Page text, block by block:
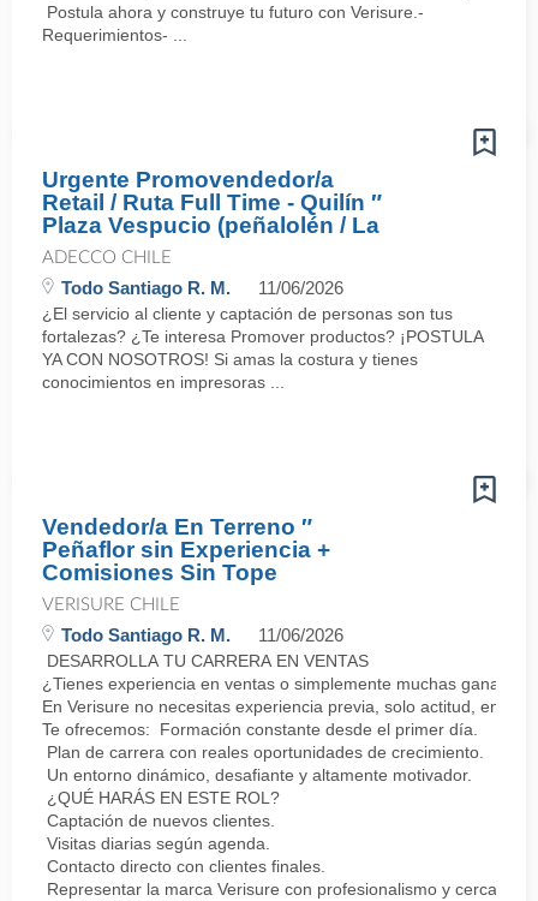
Postula ahora y construye tu futuro con Verisure.-
Requerimientos- ...
Urgente Promovendedor/a
Retail / Ruta Full Time - Quilín ″
Plaza Vespucio (peñalolén / La
ADECCO CHILE
Todo Santiago R. M. 11/06/2026
¿El servicio al cliente y captación de personas son tus
fortalezas? ¿Te interesa Promover productos? ¡POSTULA
YA CON NOSOTROS! Si amas la costura y tienes
conocimientos en impresoras ...
Vendedor/a En Terreno ″
Peñaflor sin Experiencia +
Comisiones Sin Tope
VERISURE CHILE
Todo Santiago R. M. 11/06/2026
DESARROLLA TU CARRERA EN VENTAS
¿Tienes experiencia en ventas o simplemente muchas ganas
En Verisure no necesitas experiencia previa, solo actitud,
Te ofrecemos: Formación constante desde el primer día.
Plan de carrera con reales oportunidades de crecimiento.
Un entorno dinámico, desafiante y altamente motivador.
¿QUÉ HARÁS EN ESTE ROL?
Captación de nuevos clientes.
Visitas diarias según agenda.
Contacto directo con clientes finales.
Representar la marca Verisure con profesionalismo y cercanía.